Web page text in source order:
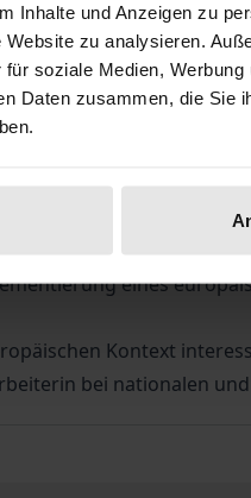
Inhalte und Anzeigen zu
zu analysieren.
soziale Medien,
Daten zusammen, die Sie
Bildungsreform, die
ersten
Gegenwart nach.
Spaniens. Die
eines
Kontext
bei nationalen